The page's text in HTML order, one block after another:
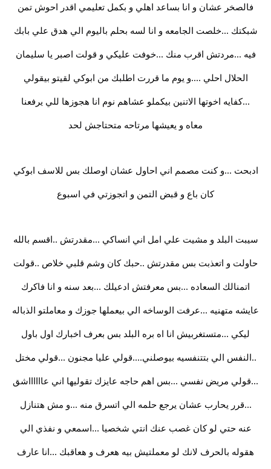
فالصخر عشان و انا بساعد اهلي و بكمل تعليمي اقدر احوش تمن
شبكتك ...خلصت الجامعه و انا لسه بحلم باليوم الي هدق علي بابك
فيه ...مردتش اقرب منك ...خوفت عليكي و قولت اصبر يا سليمان
الحلال احلي ....و يوم ما قررت اطلبك من ابوكي لقيتو بيقولي
...كفايه اخوتها الاتنين بيكملو عشاهم نوم انا هجوزها للي يرفعنا
معاه و يعيشها مرتاحه متحتاجش لحد
ادبحت ...و كنت مصمم اني احاول عشان اوصلك بس للاسف ابوكي
كان باع و قبض التمن و اتجوزتي في اسبوع
سيبت البلد و مشيت علي امل اني انساكي ...مقدرتش ..اقسم بالله
حاولت و اتعذبت بس مقدرتش ..حبك كان وشم قلبي خلاص ..قولت
اتمنالك السعاده ...بس معرفتش ادعيلك ...بعد سنه و انا فاكرك
عايشه متهنيه ...عرفت الوساخه الي بيعملها جوزك و معاملتو الذباله
ليكي ...متستغربيش انا اه بره البلد بس بعرف اخبارك اول باول
..النفس الي بتتنفسيه بيوصلني....قولي عليا مجنون ...قولي مختل
...قولي مريض نفسي ...بس اهم حاجه عايزك تقوليها اني عااااااشق
...قرر يحارب عشان يرجع حلمه الي اتسرق منه ...و مش هتنازل
عنه حتي لو كان غصب عنك انتي شخصيا ...اسمعي و نفذي الي
هقوله بالحرف لانك لو معملتيش بيه هعرف و هعاقبك ...انا عارف